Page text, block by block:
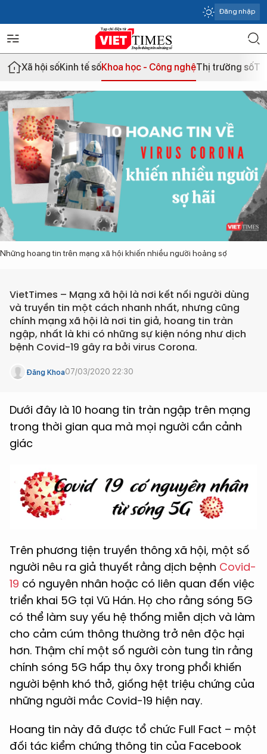
Đăng nhập
Xã hội sốKinh tế sốKhoa học - Công nghệThị trường số
Những hoang tin trên mạng xã hội khiến nhiều người hoảng sợ
VietTimes – Mạng xã hội là nơi kết nối người dùng
và truyền tin một cách nhanh nhất, nhưng cũng
chính mạng xã hội là nơi tin giả, hoang tin tràn
ngập, nhất là khi có những sự kiện nóng như dịch
bệnh Covid-19 gây ra bởi virus Corona.
Đăng Khoa07/03/2020 22:30
Dưới đây là 10 hoang tin tràn ngập trên mạng
trong thời gian qua mà mọi người cần cảnh
giác
Trên phương tiện truyền thông xã hội, một số
người nêu ra giả thuyết rằng dịch bệnh Covid-
19 có nguyên nhân hoặc có liên quan đến việc
triển khai 5G tại Vũ Hán. Họ cho rằng sóng 5G
có thể làm suy yếu hệ thống miễn dịch và làm
cho cảm cúm thông thường trở nên độc hại
hơn. Thậm chí một số người còn tung tin rằng
chính sóng 5G hấp thụ ôxy trong phổi khiến
người bệnh khó thở, giống hệt triệu chứng của
những người mắc Covid-19 hiện nay.
Hoang tin này đã được tổ chức Full Fact – một
đối tác kiểm chứng thông tin của Facebook